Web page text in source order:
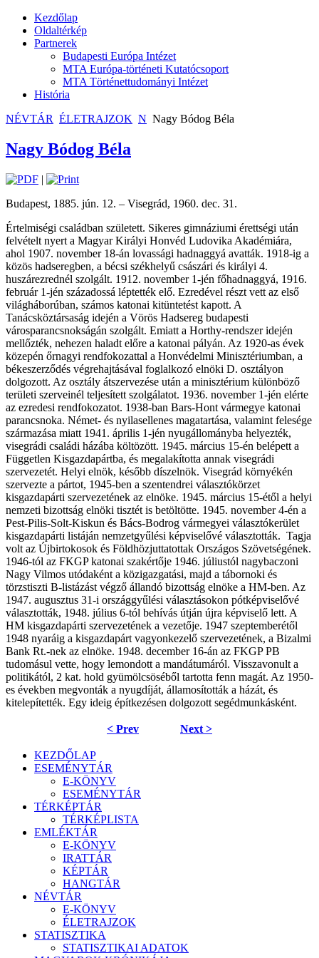
Kezdőlap
Oldaltérkép
Partnerek
Budapesti Európa Intézet
MTA Európa-történeti Kutatócsoport
MTA Történettudományi Intézet
História
NÉVTÁR ÉLETRAJZOK N Nagy Bódog Béla
Nagy Bódog Béla
|
Budapest, 1885. jún. 12. – Visegrád, 1960. dec. 31.
Értelmiségi családban született. Sikeres gimnáziumi érettségi után
felvételt nyert a Magyar Királyi Honvéd Ludovika Akadémiára,
ahol 1907. november 18-án lovassági hadnaggyá avatták. 1918-ig a
közös hadseregben, a bécsi székhelyű császári és királyi 4.
huszárezrednél szolgált. 1912. november 1-jén főhadnaggyá, 1916.
február 1-jén századossá léptették elő. Ezredével részt vett az első
világháborúban, számos katonai kitüntetést kapott. A
Tanácsköztársaság idején a Vörös Hadsereg budapesti
városparancsnokságán szolgált. Emiatt a Horthy-rendszer idején
mellőzték, nehezen haladt előre a katonai pályán. Az 1920-as évek
közepén őrnagyi rendfokozattal a Honvédelmi Minisztériumban, a
békeszerződés végrehajtásával foglalkozó elnöki D. osztályon
dolgozott. Az osztály átszervezése után a minisztérium különböző
területi szerveinél teljesített szolgálatot. 1936. november 1-jén elérte
az ezredesi rendfokozatot. 1938-ban Bars-Hont vármegye katonai
parancsnoka. Német- és nyilasellenes magatartása, valamint felesége
származása miatt 1941. április 1-jén nyugállományba helyezték,
visegrádi családi házába költözött. 1945. március 15-én belépett a
Független Kisgazdapártba, és megalakította annak visegrádi
szervezetét. Helyi elnök, később díszelnök. Visegrád környékén
szervezte a pártot, 1945-ben a szentendrei választókörzet
kisgazdapárti szervezetének az elnöke. 1945. március 15-étől a helyi
nemzeti bizottság elnöki tisztét is betöltötte. 1945. november 4-én a
Pest-Pilis-Solt-Kiskun és Bács-Bodrog vármegyei választókerület
kisgazdapárti listáján nemzetgyűlési képviselővé választották. Tagja
volt az Újbirtokosok és Földhözjuttatottak Országos Szövetségének.
1946-tól az FKGP katonai szakértője 1946. júliustól nagybaczoni
Nagy Vilmos utódaként a közigazgatási, majd a tábornoki és
törzstiszti B-listázást végző állandó bizottság elnöke a HM-ben. Az
1947. augusztus 31-i országgyűlési választásokon pótképviselővé
választották, 1948. július 6-tól behívás útján újra képviselő lett. A
HM kisgazdapárti szervezetének a vezetője. 1947 szeptemberétől
1948 nyaráig a kisgazdapárt vagyonkezelő szervezetének, a Bizalmi
Bank Rt.-nek az elnöke. 1948. december 16-án az FKGP PB
tudomásul vette, hogy lemon­dott a mandátumáról. Visszavonult a
politikától, 2 kat. hold gyümölcsöséből tartotta fenn magát. Az 1950-
es években megvonták a nyugdíját, államosították a házát, és
kitelepítették. Egy ideig építkezésen dolgozott segédmunkásként.
< Prev Next >
KEZDŐLAP
ESEMÉNYTÁR
E-KÖNYV
ESEMÉNYTÁR
TÉRKÉPTÁR
TÉRKÉPLISTA
EMLÉKTÁR
E-KÖNYV
IRATTÁR
KÉPTÁR
HANGTÁR
NÉVTÁR
E-KÖNYV
ÉLETRAJZOK
STATISZTIKA
STATISZTIKAI ADATOK